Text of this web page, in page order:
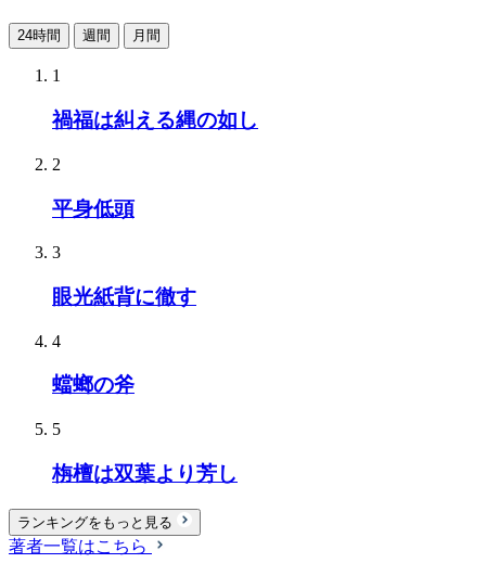
24時間 週間 月間
1
禍福は糾える縄の如し
2
平身低頭
3
眼光紙背に徹す
4
蟷螂の斧
5
栴檀は双葉より芳し
ランキングをもっと見る
著者一覧はこちら